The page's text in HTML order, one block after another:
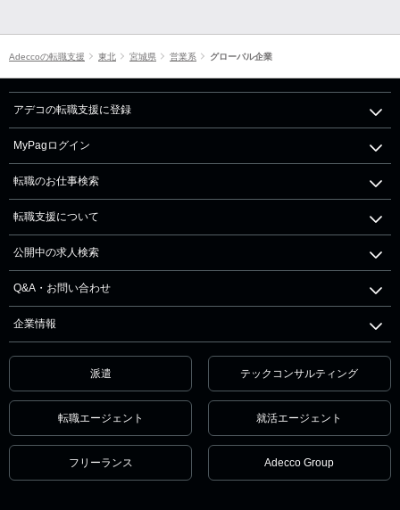
Adeccoの転職支援 東北 宮城県 営業系 グローバル企業
アデコの転職支援に登録
MyPagログイン
転職のお仕事検索
転職支援について
公開中の求人検索
Q&A・お問い合わせ
企業情報
派遣 テックコンサルティング
転職エージェント 就活エージェント
フリーランス Adecco Group